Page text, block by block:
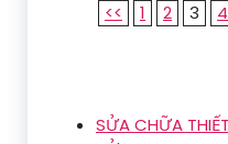
<< 1 2 3 4
SỬA CHỮA